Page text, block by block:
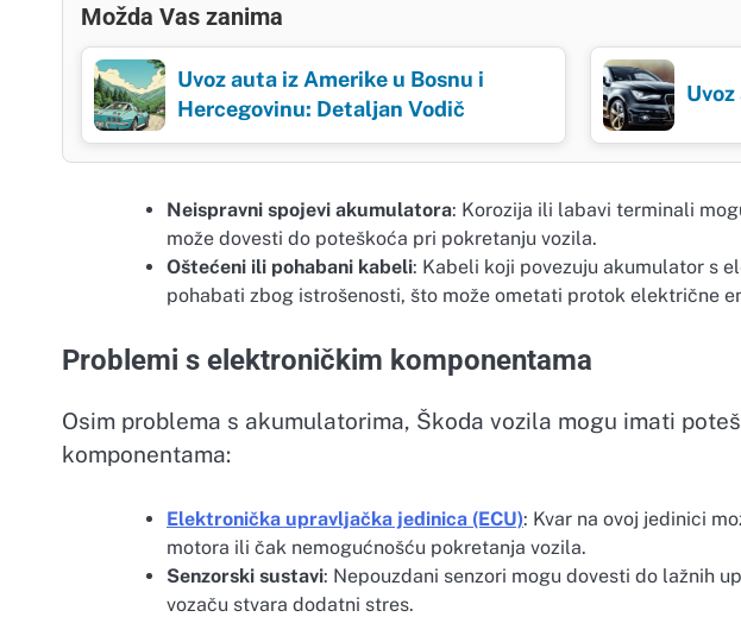
Možda Vas zanima
Uvoz auta iz Amerike u Bosnu i
Hercegovinu: Detaljan Vodič
Neispravni spojevi akumulatora: Korozija ili labavi terminali
može dovesti do poteškoća pri pokretanju vozila.
Oštećeni ili pohabani kabeli: Kabeli koji povezuju akumulator s
pohabati zbog istrošenosti, što može ometati protok električne
Problemi s elektroničkim komponentama
Osim problema s akumulatorima, Škoda vozila mogu imati
komponentama:
Elektronička upravljačka jedinica (ECU): Kvar na ovoj jedinici
motora ili čak nemogućnošću pokretanja vozila.
Senzorski sustavi: Nepouzdani senzori mogu dovesti do lažnih
vozaču stvara dodatni stres.